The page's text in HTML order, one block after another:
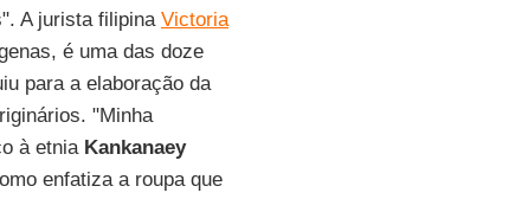
A jurista filipina Victoria
é uma das doze
para a elaboração da
"Minha
à etnia Kankanaey
enfatiza a roupa que